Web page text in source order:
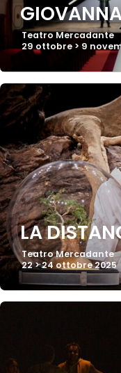
Teatro Mercadante
29 ottobre > 9
LA
Teatro Mercadante
22 > 24 ottobre 2025